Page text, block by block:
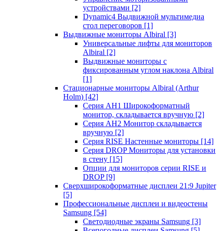
устройствами [2]
Dynamic4 Выдвижной мультимедиа
стол переговоров [1]
Выдвижные мониторы Albiral [3]
Универсальные лифты для мониторов
Albiral [2]
Выдвижные мониторы с
фиксированным углом наклона Albiral
[1]
Стационарные мониторы Albiral (Arthur
Holm) [42]
Серия AH1 Широкоформатный
монитор, складывается вручную [2]
Серия AH2 Монитор складывается
вручную [2]
Серия RISE Настенные мониторы [14]
Серия DROP Мониторы для установки
в стену [15]
Опции для мониторов серии RISE и
DROP [9]
Сверхширокоформатные дисплеи 21:9 Jupiter
[5]
Профессиональные дисплеи и видеостены
Samsung [54]
Светодиодные экраны Samsung [3]